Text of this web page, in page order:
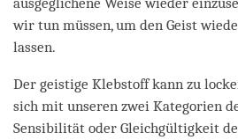
wir tun müssen, um den Geist
lassen.
Der geistige Klebstoff kann zu
sich mit unseren zwei Kategorien
Sensibilität oder Gleichgültigkeit